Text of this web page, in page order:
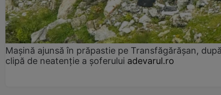
Mașină ajunsă în prăpastie pe Transfăgărășan,
clipă de neatenție a șoferului adevarul.ro